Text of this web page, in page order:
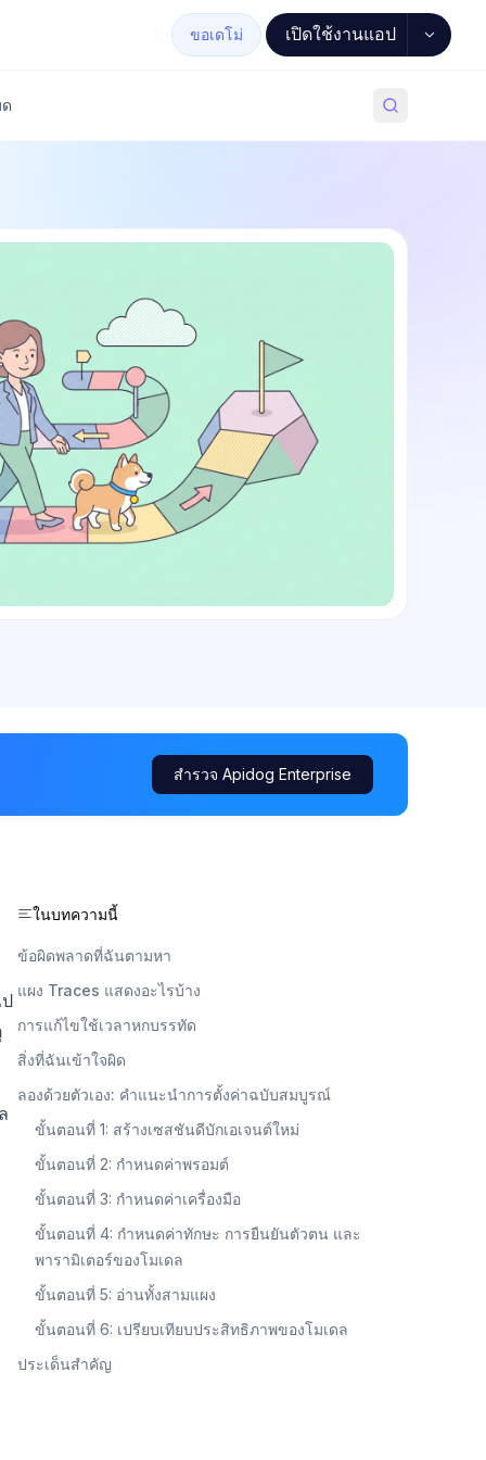
ขอเดโม่ เปิดใช้งานแอป
สำรวจ Apidog Enterprise
ในบทความนี้
ข้อผิดพลาดที่ฉันตามหา
แผง Traces แสดงอะไรบ้าง
การแก้ไขใช้เวลาหกบรรทัด
สิ่งที่ฉันเข้าใจผิด
ลองด้วยตัวเอง: คำแนะนำการตั้งค่าฉบับสมบูรณ์
ขั้นตอนที่ 1: สร้างเซสชันดีบักเอเจนต์ใหม่
ขั้นตอนที่ 2: กำหนดค่าพรอมต์
ขั้นตอนที่ 3: กำหนดค่าเครื่องมือ
ขั้นตอนที่ 4: กำหนดค่าทักษะ การยืนยันตัวตน และ
พารามิเตอร์ของโมเดล
ขั้นตอนที่ 5: อ่านทั้งสามแผง
ขั้นตอนที่ 6: เปรียบเทียบประสิทธิภาพของโมเดล
ประเด็นสำคัญ